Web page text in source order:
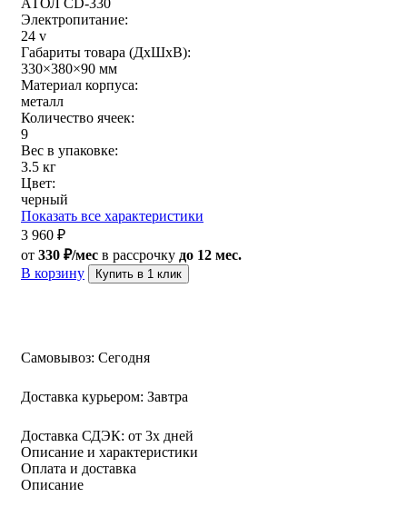
АТОЛ CD-330
Электропитание:
24 v
Габариты товара (ДxШxВ):
330×380×90 мм
Материал корпуса:
металл
Количество ячеек:
9
Вес в упаковке:
3.5 кг
Цвет:
черный
Показать все характеристики
3 960 ₽
от 330 ₽/мес в рассрочку до 12 мес.
В корзину
Купить в 1 клик
Самовывоз: Сегодня
Доставка курьером: Завтра
Доставка СДЭК: от 3х дней
Описание и характеристики
Оплата и доставка
Описание